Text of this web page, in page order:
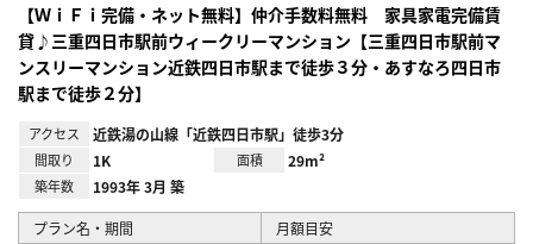
【ＷｉＦｉ完備・ネット無料】仲介手数料無料 家具家電完備賃
貸♪三重四日市駅前ウィークリーマンション【三重四日市駅前マ
ンスリーマンション近鉄四日市駅まで徒歩３分・あすなろ四日市
駅まで徒歩２分】
アクセス 近鉄湯の山線「近鉄四日市駅」徒歩3分
間取り 1K 面積 29m²
築年数 1993年 3月 築
プラン名・期間 月額目安